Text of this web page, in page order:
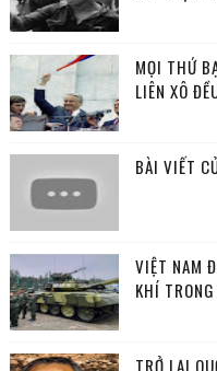
MỌI THỨ
LIÊN XÔ
BÀI VIẾT
VIỆT NAM
KHÍ
TRỞ LẠI